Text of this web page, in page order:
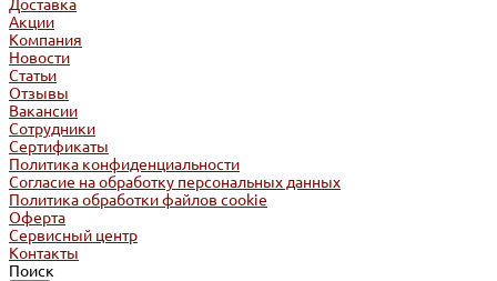
Доставка
Акции
Компания
Новости
Статьи
Отзывы
Вакансии
Сотрудники
Сертификаты
Политика конфиденциальности
Согласие на обработку персональных данных
Политика обработки файлов cookie
Оферта
Сервисный центр
Контакты
Поиск